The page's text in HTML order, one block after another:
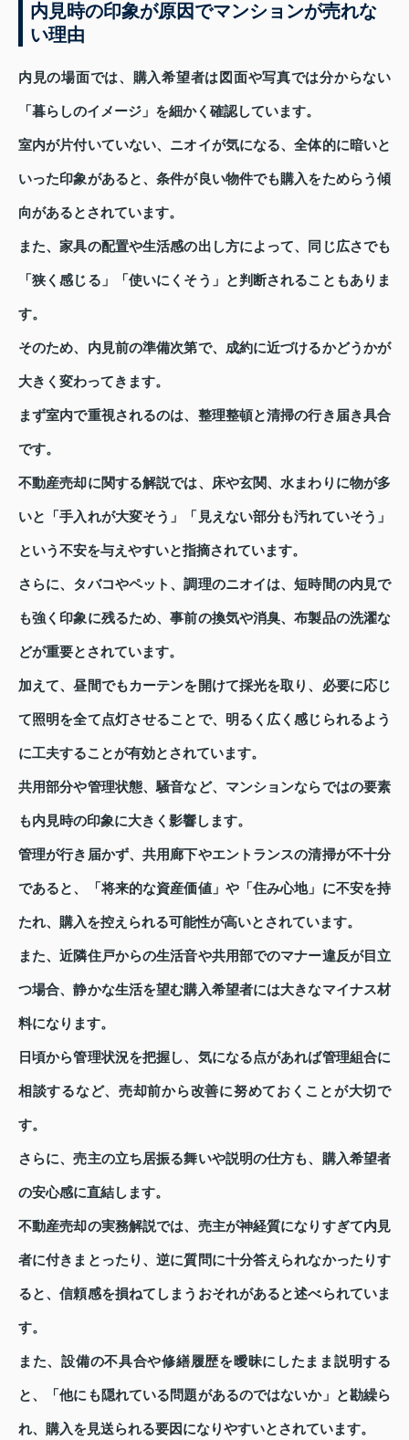
内見時の印象が原因でマンションが売れな
い理由
内見の場面では、購入希望者は図面や写真では分からない
「暮らしのイメージ」を細かく確認しています。
室内が片付いていない、ニオイが気になる、全体的に暗いと
いった印象があると、条件が良い物件でも購入をためらう傾
向があるとされています。
また、家具の配置や生活感の出し方によって、同じ広さでも
「狭く感じる」「使いにくそう」と判断されることもありま
す。
そのため、内見前の準備次第で、成約に近づけるかどうかが
大きく変わってきます。
まず室内で重視されるのは、整理整頓と清掃の行き届き具合
です。
不動産売却に関する解説では、床や玄関、水まわりに物が多
いと「手入れが大変そう」「見えない部分も汚れていそう」
という不安を与えやすいと指摘されています。
さらに、タバコやペット、調理のニオイは、短時間の内見で
も強く印象に残るため、事前の換気や消臭、布製品の洗濯な
どが重要とされています。
加えて、昼間でもカーテンを開けて採光を取り、必要に応じ
て照明を全て点灯させることで、明るく広く感じられるよう
に工夫することが有効とされています。
共用部分や管理状態、騒音など、マンションならではの要素
も内見時の印象に大きく影響します。
管理が行き届かず、共用廊下やエントランスの清掃が不十分
であると、「将来的な資産価値」や「住み心地」に不安を持
たれ、購入を控えられる可能性が高いとされています。
また、近隣住戸からの生活音や共用部でのマナー違反が目立
つ場合、静かな生活を望む購入希望者には大きなマイナス材
料になります。
日頃から管理状況を把握し、気になる点があれば管理組合に
相談するなど、売却前から改善に努めておくことが大切で
す。
さらに、売主の立ち居振る舞いや説明の仕方も、購入希望者
の安心感に直結します。
不動産売却の実務解説では、売主が神経質になりすぎて内見
者に付きまとったり、逆に質問に十分答えられなかったりす
ると、信頼感を損ねてしまうおそれがあると述べられていま
す。
また、設備の不具合や修繕履歴を曖昧にしたまま説明する
と、「他にも隠れている問題があるのではないか」と勘繰ら
れ、購入を見送られる要因になりやすいとされています。